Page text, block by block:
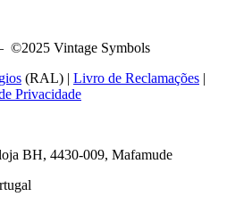
©2025 Vintage Symbols
(RAL) | Livro de Reclamações |
Privacidade
BH, 4430-009, Mafamude